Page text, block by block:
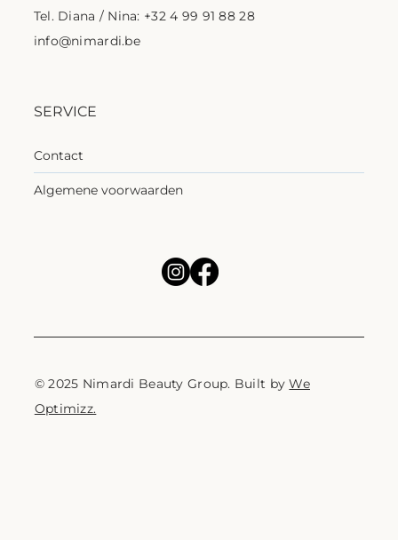
© 2025 Nimardi Beauty Group. Built byWe
Optimizz.
SERVICE
Contact
Algemene voorwaarden
Tel. Diana / Nina: +32 4 99 91 88 28
info@nimardi.be